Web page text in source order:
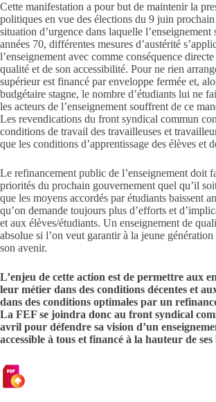
Cette manifestation a pour but de maintenir la
politiques en vue des élections du 9 juin
situation d’urgence dans laquelle
années 70, différentes mesures d’austérité
l’enseignement avec comme conséquence
qualité et de son accessibilité. Pour ne rien
supérieur est financé par enveloppe fermée et,
budgétaire stagne, le nombre d’étudiants lui ne
les acteurs de l’enseignement souffrent de ce
Les revendications du front syndical commun
conditions de travail des travailleuses et
que les conditions d’apprentissage des élèves et
Le refinancement public de l’enseignement doit
priorités du prochain gouvernement quel qu’il
que les moyens accordés par étudiants baissent
qu’on demande toujours plus d’efforts et
et aux élèves/étudiants. Un enseignement de
absolue si l’on veut garantir à la jeune
son avenir.
L’enjeu de cette action est de permettre aux
leur métier dans des conditions décentes et
dans des conditions optimales par un
La FEF se joindra donc au front syndical
avril pour défendre sa vision d’un
accessible à tous et financé à la hauteur de ses